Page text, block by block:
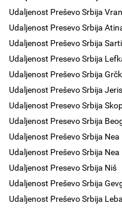
Udaljenost Preševo Srbija
Udaljenost Presevo Srbija
Udaljenost Preševo Srbija
Udaljenost Presevo Srbija
Udaljenost Preševo Srbija
Udaljenost Preševo Srbija
Udaljenost Presevo Srbija
Udaljenost Presevo Srbija
Udaljenost Preševo Srbija Nea
Udaljenost Preševo Srbija Nea
Udaljenost Presevo Srbija Niš
Udaljenost Preševo Srbija
Udaljenost Preševo Srbija